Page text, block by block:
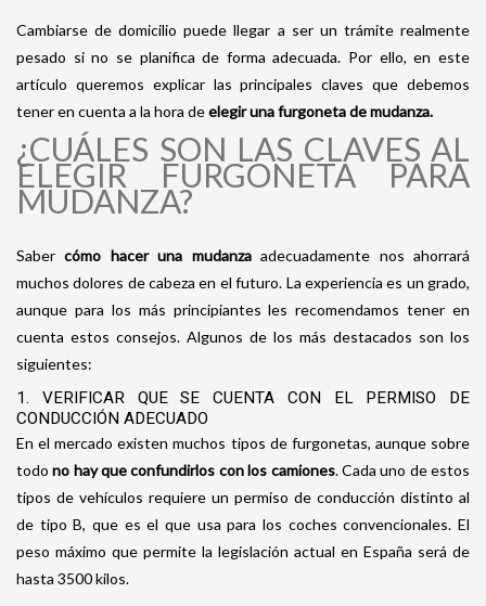
Cambiarse de domicilio puede llegar a ser un trámite realmente
pesado si no se planifica de forma adecuada. Por ello, en este
artículo queremos explicar las principales claves que debemos
tener en cuenta a la hora deelegir una furgoneta de mudanza.
¿CUÁLES SON LAS CLAVES AL
ELEGIR FURGONETA PARA
MUDANZA?
Sabercómo hacer una mudanzaadecuadamente nos ahorrará
muchos dolores de cabeza en el futuro. La experiencia es un grado,
aunque para los más principiantes les recomendamos tener en
cuenta estos consejos. Algunos de los más destacados son los
siguientes:
1. VERIFICAR QUE SE CUENTA CON EL PERMISO DE
CONDUCCIÓN ADECUADO
En el mercado existen muchos tipos de furgonetas, aunque sobre
todono hay que confundirlos con los camiones. Cada uno de estos
tipos de vehículos requiere un permiso de conducción distinto al
de tipo B, que es el que usa para los coches convencionales. El
peso máximo que permite la legislación actual en España será de
hasta 3500 kilos.